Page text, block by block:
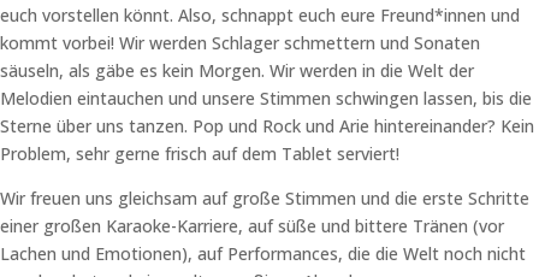
euch vorstellen könnt. Also, schnappt euch eure Freund*innen und
kommt vorbei! Wir werden Schlager schmettern und Sonaten
säuseln, als gäbe es kein Morgen. Wir werden in die Welt der
Melodien eintauchen und unsere Stimmen schwingen lassen, bis die
Sterne über uns tanzen. Pop und Rock und Arie hintereinander? Kein
Problem, sehr gerne frisch auf dem Tablet serviert!
Wir freuen uns gleichsam auf große Stimmen und die erste Schritte
einer großen Karaoke-Karriere, auf süße und bittere Tränen (vor
Lachen und Emotionen), auf Performances, die die Welt noch nicht